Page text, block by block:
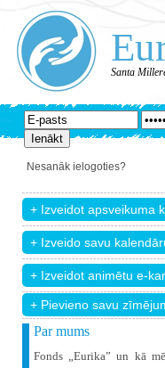
Santa
Nesanāk ielogoties?
+ Pievieno savu
Par mums
Fonds „Eurika” un kā